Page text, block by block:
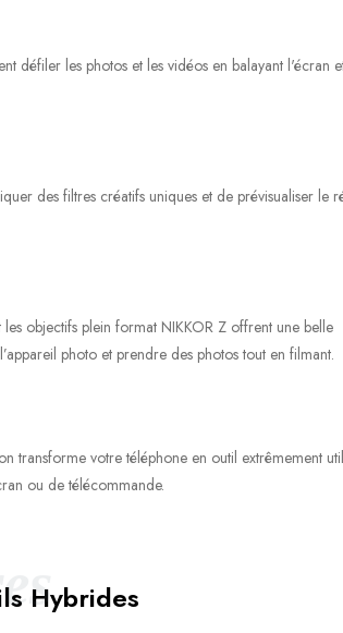
défiler les photos et les vidéos en balayant l'écran
des filtres créatifs uniques et de prévisualiser le
objectifs plein format NIKKOR Z offrent une belle
photo et prendre des photos tout en filmant.
votre téléphone en outil extrêmement
ou de télécommande.
Hybrides